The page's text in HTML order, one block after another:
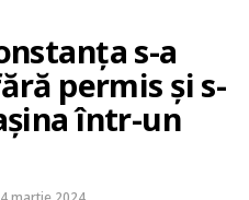
s-a
permis și s-
într-un